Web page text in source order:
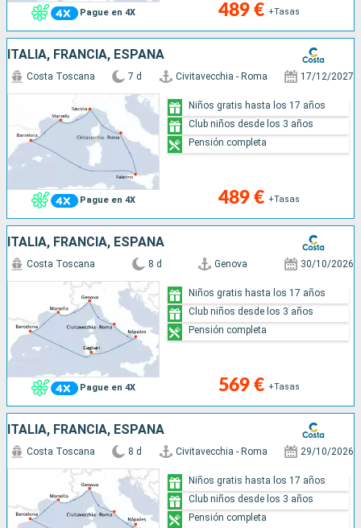
Pague en 4X 489 € +Tasas
ITALIA, FRANCIA, ESPAÑA
Pague en 4X
Costa Toscana 7 d Civitavecchia - Roma 17/12/2027
489 € +Tasas
Niños gratis hasta los 17 años
Club niños desde los 3 años
Pensión completa
ITALIA, FRANCIA, ESPAÑA
Pague en 4X
Costa Toscana 8 d Genova 30/10/2026
569 € +Tasas
Niños gratis hasta los 17 años
Club niños desde los 3 años
Pensión completa
ITALIA, FRANCIA, ESPAÑA
Costa Toscana 8 d Civitavecchia - Roma 29/10/2026
Niños gratis hasta los 17 años
Club niños desde los 3 años
Pensión completa